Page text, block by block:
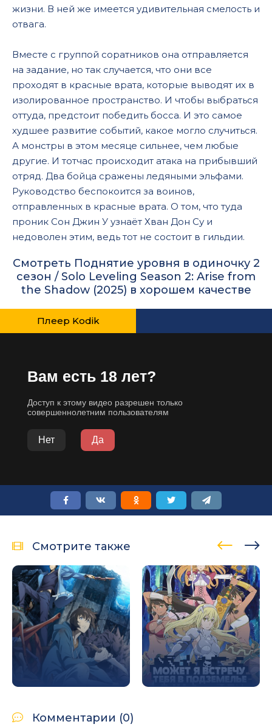
жизни. В ней же имеется удивительная смелость и
отвага.
Вместе с группой соратников она отправляется
на задание, но так случается, что они все
проходят в красные врата, которые выводят их в
изолированное пространство. И чтобы выбраться
оттуда, предстоит победить босса. И это самое
худшее развитие событий, какое могло случиться.
А монстры в этом месяце сильнее, чем любые
другие. И тотчас происходит атака на прибывший
отряд. Два бойца сражены ледяными эльфами.
Руководство беспокоится за воинов,
отправленных в красные врата. О том, что туда
проник Сон Джин У узнаёт Хван Дон Су и
недоволен этим, ведь тот не состоит в гильдии.
Смотреть Поднятие уровня в одиночку 2
сезон / Solo Leveling Season 2: Arise from
the Shadow (2025) в хорошем качестве
Плеер Kodik
Смотрите также
Комментарии (0)